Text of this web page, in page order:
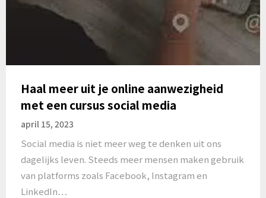
Haal meer uit je online aanwezigheid
met een cursus social media
april 15, 2023
Social media is niet meer weg te denken uit ons
dagelijks leven. Steeds meer mensen maken gebruik
van platforms zoals Facebook, Instagram en
LinkedIn…